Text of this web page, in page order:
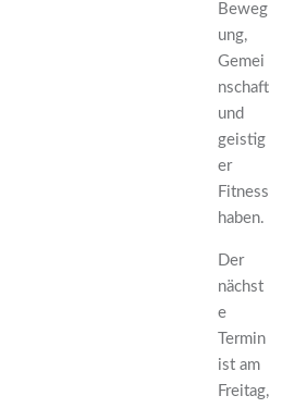
Beweg
ung,
Gemei
nschaft
und
geistig
er
Fitness
haben.
Der
nächst
e
Termin
ist am
Freitag,